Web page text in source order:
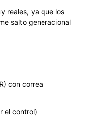
reales, ya que los
salto generacional
con correa
el control)